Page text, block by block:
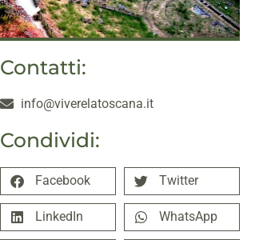
Contatti:
info@viverelatoscana.it
Condividi:
Facebook Twitter
LinkedIn WhatsApp